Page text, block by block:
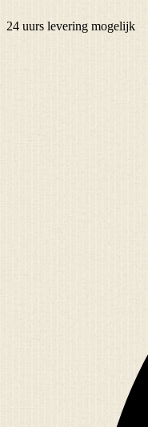
24 uurs levering mogelijk